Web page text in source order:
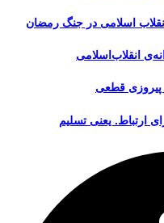
اسلامی در جنگ رمضان
انقلاب‌اسلامی
پیروزی قطعی
ارتباط. یعنی تسلیم